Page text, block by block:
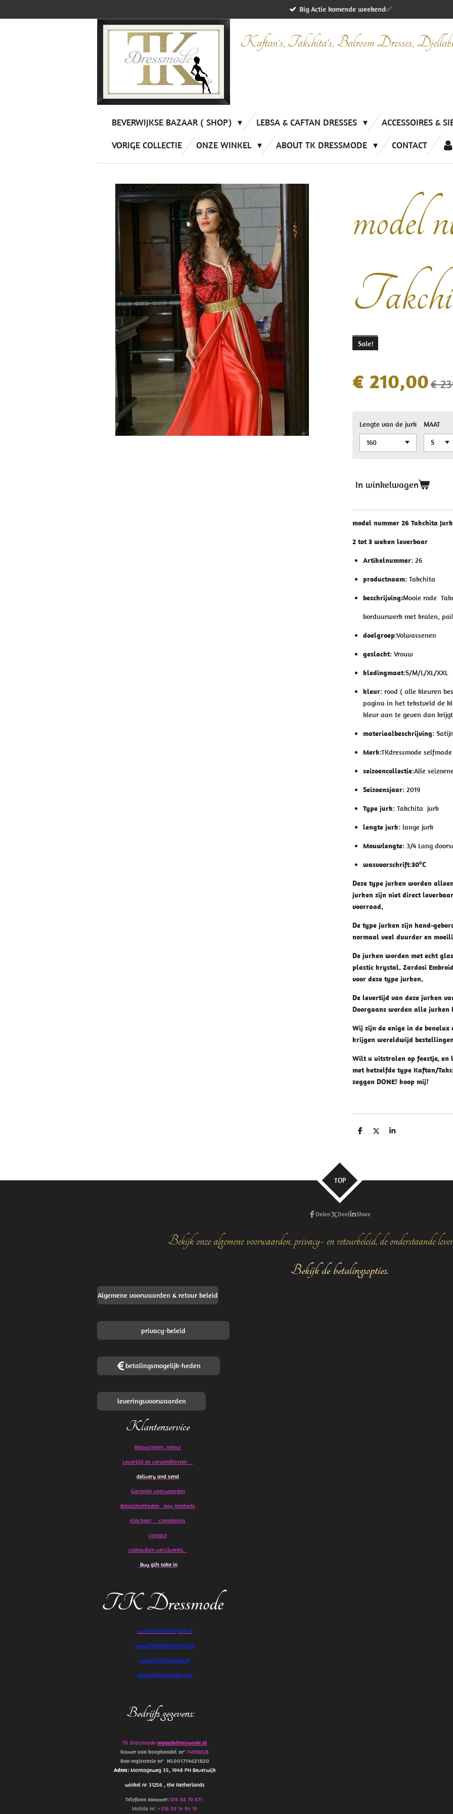
Big Actie komende weekend✅
Kaftan's, Takchita's, Balroom Dresses,
BEVERWIJKSE BAZAAR ( SHOP) LEBSA & CAFTAN DRESSES ACCESSOIRES &
VORIGE COLLECTIE
ONZE WINKEL ABOUT TK DRESSMODE CONTACT
model
Sale!
€ 210,00€
Lengte van de jurk MAAT
In winkelwagen
model nummer 26 Takchita Jurk
2 tot 3 weken leverbaar
Artikelnummer: 26
productnaam: Takchita
beschrijving:Mooie rode
borduurwerk met kralen,
doelgroep:Volwassenen
geslacht: Vrouw
kledingmaat:S/M/L/XL/XXL
kleur: rood ( alle kleuren
pagina in het tekstveld de
kleur aan te geven dan
materiaalbeschrijving:
Merk:TKdressmode selfmade
seizoencollectie:Alle
Seizoensjaar: 2019
Type jurk: Takchita jurk
lengte jurk: lange jurk
Mouwlengte: 3/4 Lang
wasvoorschrift:30oC
Deze type jurken worden
jurken zijn niet direct
voorraad.
De type jurken zijn hand-
normaal veel duurder en
De jurken worden met echt
plastic krystal. Zardosi
voor deze type jurken.
De levertijd van deze jurken
Doorgaans worden alle jurken
Wij zijn de enige in de
krijgen wereldwijd
Wilt u uitstralen op feestje, en
met hetzelfde type Kaftan/
zeggen DONE! koop mij!
D
D
S
TOP
Delen Deel Share
Bekijk onze algemene voorwaarden, privacy- en retourbeleid, de onderstaande
Bekijk de betalingsopties.
Algemene voorwaarden & retour beleid
privacy-beleid
betalingsmogelijk-heden
leveringsvoorwaarden
Klantenservice
Retourneren. retour
Levertijd en verzendkosten
delivery and send
Garantie voorwaarden
Betaalmethoden pay methods
Klachten complaints
contact
cadeaubon verzilveren.
Buy gift take in
TK Dressmode
www.TakchitaKaftan.nl
www.djellababoutique.nl
www.TKdressmode.nl
www.Tkdressmode.com
Bedrijfs gegevens:
TK dressmode www.tkdressmode.nl
Kamer van koophandelnr’ 74016628
Btw registratie nr’ NL001714621B20
Adres: Montageweg 35, 1948 PH Beverwijk
winkel nr 31256 , the Netherlands
Telefoon nummer: 015 88 79 871
Mobile nr:+316 39 14 94 16